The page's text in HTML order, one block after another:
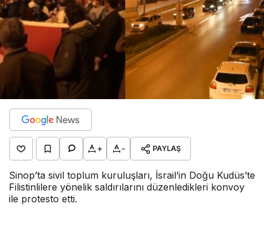
+ - PAYLAŞ
Sinop’ta sivil toplum kuruluşları, İsrail’in Doğu Kudüs’te
Filistinlilere yönelik saldırılarını düzenledikleri konvoy
ile protesto etti.